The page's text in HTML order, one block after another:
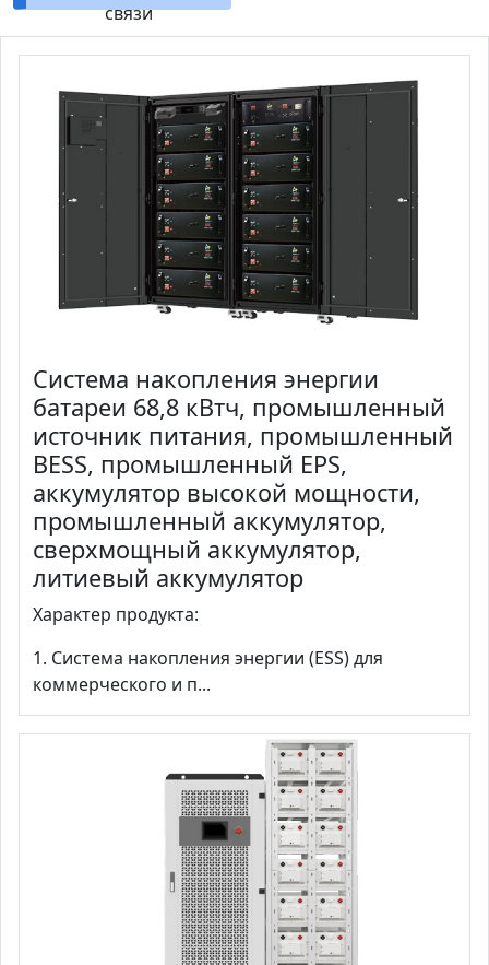
связи
Система накопления энергии
батареи 68,8 кВтч, промышленный
источник питания, промышленный
BESS, промышленный EPS,
аккумулятор высокой мощности,
промышленный аккумулятор,
сверхмощный аккумулятор,
литиевый аккумулятор
Характер продукта:
1. Система накопления энергии (ESS) для
коммерческого и п...